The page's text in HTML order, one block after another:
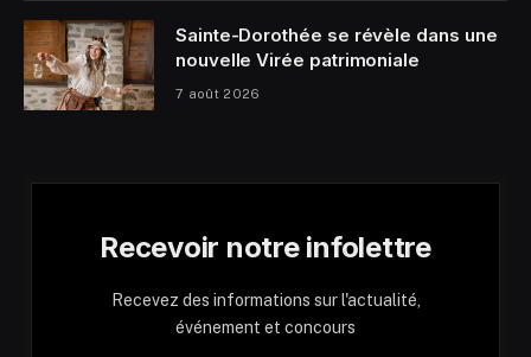
Sainte-Dorothée se révèle dans une
nouvelle Virée patrimoniale
7 août 2026
Recevoir notre infolettre
Recevez des informations sur l'actualité,
événement et concours